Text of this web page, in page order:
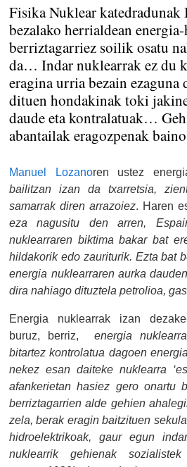
Fisika Nuklear
bezalako herrialdean
berriztagarriez soilik osatu
da… Indar nuklearrak ez du
eragina urria bezain ezaguna
dituen hondakinak toki
daude eta kontralatuak…
abantailak eragozpenak
Manuel Lozanoren ustez
bailitzan izan da txarretsia,
samarrak diren arrazoiez. Haren
eza nagusitu den arren,
nuklearraren biktima bakar bat
hildakorik edo zauriturik. Ezta bat
energia nuklearraren aurka
dira nahiago dituztela petrolioa,
Energia nuklearrak izan
buruz, berriz,energia
bitartez kontrolatua dagoen
nekez esan daiteke nuklearra
afankerietan hasiez gero onartu
berriztagarrien alde gehien
zela, berak eragin baitzituen
hidroelektrikoak, gaur egun
nuklearrik gehienak